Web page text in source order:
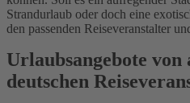
Strandurlaub oder doch eine
den passenden Reiseveranstalter
Urlaubsangebote von
deutschen